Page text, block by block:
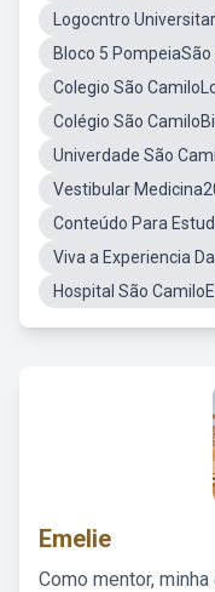
Logocntro
Bloco 5 PompeiaSão
Colegio São
Colégio São
Univerdade São
Vestibular
Conteúdo Para
Viva a Experiencia
Hospital São
Emelie
Como mentor,